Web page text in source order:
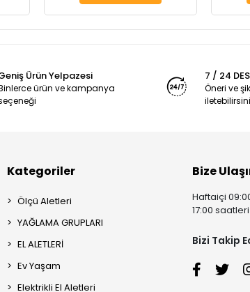
Ürün Yelpazesi
ürün ve kampanya
7 / 24
Öneri ve
Kategoriler
Ölçü Aletleri
YAĞLAMA GRUPLARI
EL ALETLERİ
Ev Yaşam
Elektrikli El Aletleri
Bize
Haftaiçi
17:00
Bizi Takip